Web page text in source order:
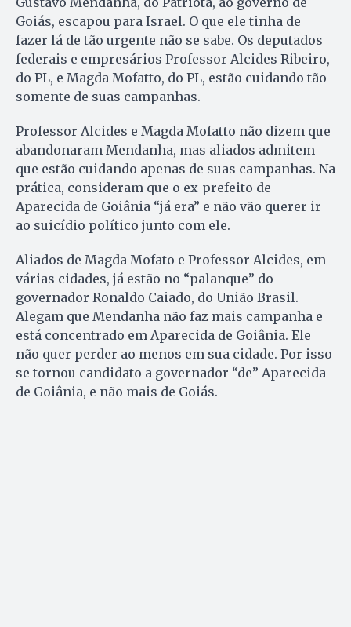
Goiás, escapou para Israel. O que ele tinha de
fazer lá de tão urgente não se sabe. Os deputados
federais e empresários Professor Alcides Ribeiro,
do PL, e Magda Mofatto, do PL, estão cuidando tão-
somente de suas campanhas.
Professor Alcides e Magda Mofatto não dizem que
abandonaram Mendanha, mas aliados admitem
que estão cuidando apenas de suas campanhas. Na
prática, consideram que o ex-prefeito de
Aparecida de Goiânia “já era” e não vão querer ir
ao suicídio político junto com ele.
Aliados de Magda Mofato e Professor Alcides, em
várias cidades, já estão no “palanque” do
governador Ronaldo Caiado, do União Brasil.
Alegam que Mendanha não faz mais campanha e
está concentrado em Aparecida de Goiânia. Ele
não quer perder ao menos em sua cidade. Por isso
se tornou candidato a governador “de” Aparecida
de Goiânia, e não mais de Goiás.